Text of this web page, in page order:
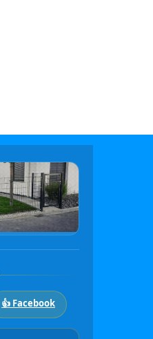
👍 Facebook